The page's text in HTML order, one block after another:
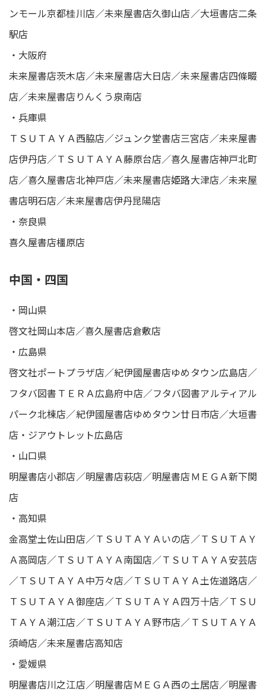
ンモール京都桂川店／未来屋書店久御山店／大垣書店二条
駅店
・大阪府
未来屋書店茨木店／未来屋書店大日店／未来屋書店四條畷
店／未来屋書店りんくう泉南店
・兵庫県
ＴＳＵＴＡＹＡ西脇店／ジュンク堂書店三宮店／未来屋書
店伊丹店／ＴＳＵＴＡＹＡ藤原台店／喜久屋書店神戸北町
店／喜久屋書店北神戸店／未来屋書店姫路大津店／未来屋
書店明石店／未来屋書店伊丹昆陽店
・奈良県
喜久屋書店橿原店
中国・四国
・岡山県
啓文社岡山本店／喜久屋書店倉敷店
・広島県
啓文社ポートプラザ店／紀伊國屋書店ゆめタウン広島店／
フタバ図書ＴＥＲＡ広島府中店／フタバ図書アルティアル
パーク北棟店／紀伊國屋書店ゆめタウン廿日市店／大垣書
店・ジアウトレット広島店
・山口県
明屋書店小郡店／明屋書店萩店／明屋書店ＭＥＧＡ新下関
店
・高知県
金高堂土佐山田店／ＴＳＵＴＡＹＡいの店／ＴＳＵＴＡＹ
Ａ高岡店／ＴＳＵＴＡＹＡ南国店／ＴＳＵＴＡＹＡ安芸店
／ＴＳＵＴＡＹＡ中万々店／ＴＳＵＴＡＹＡ土佐道路店／
ＴＳＵＴＡＹＡ御座店／ＴＳＵＴＡＹＡ四万十店／ＴＳＵ
ＴＡＹＡ潮江店／ＴＳＵＴＡＹＡ野市店／ＴＳＵＴＡＹＡ
須崎店／未来屋書店高知店
・愛媛県
明屋書店川之江店／明屋書店ＭＥＧＡ西の土居店／明屋書